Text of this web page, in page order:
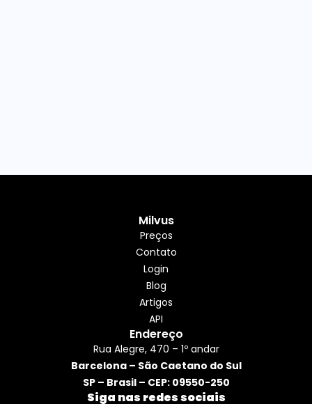
Milvus
Preços
Contato
Login
Blog
Artigos
API
Endereço
Rua Alegre, 470 – 1º andar
Barcelona – São Caetano do Sul
SP – Brasil – CEP: 09550-250
Siga nas redes sociais